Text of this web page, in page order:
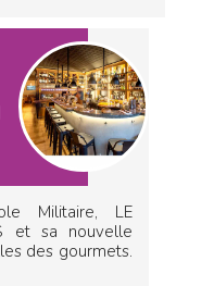
Militaire, LE
et sa nouvelle
des gourmets.